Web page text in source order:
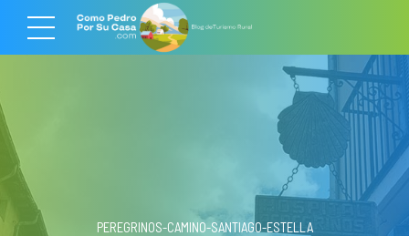
PEREGRINOS-CAMINO-SANTIAGO-ESTELLA